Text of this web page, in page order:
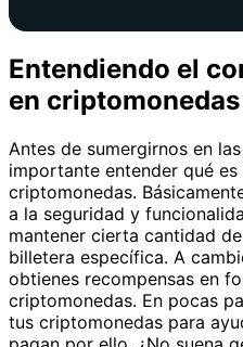
Entendiendo el
en criptomonedas
Antes de sumergirnos en
importante entender qué
criptomonedas.
a la seguridad y
mantener cierta cantidad
billetera específica. A
obtienes recompensas en
criptomonedas. En pocas
tus criptomonedas para